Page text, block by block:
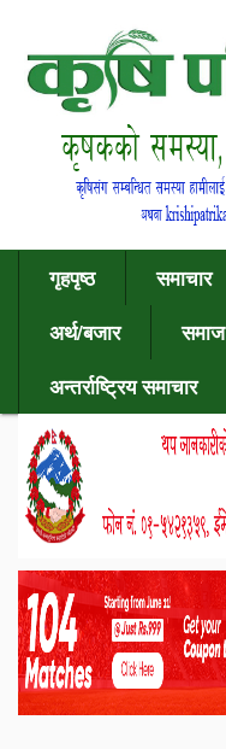
गृहपृष्ठ समाचार
अर्थ/बजार
समाज
अन्तर्राष्ट्रिय समाचार